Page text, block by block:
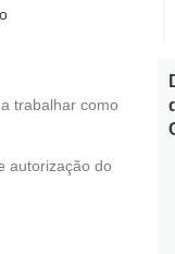
trabalhar como
autorização do